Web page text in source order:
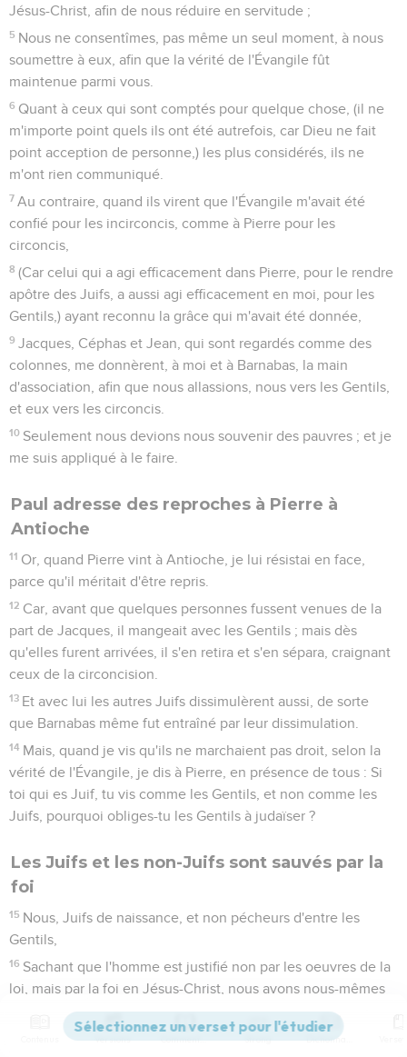
Jésus-Christ, afin de nous réduire en servitude ;
5 Nous ne consentîmes, pas même un seul moment, à nous
soumettre à eux, afin que la vérité de l'Évangile fût
maintenue parmi vous.
6 Quant à ceux qui sont comptés pour quelque chose, (il ne
m'importe point quels ils ont été autrefois, car Dieu ne fait
point acception de personne,) les plus considérés, ils ne
m'ont rien communiqué.
7 Au contraire, quand ils virent que l'Évangile m'avait été
confié pour les incirconcis, comme à Pierre pour les
circoncis,
8 (Car celui qui a agi efficacement dans Pierre, pour le rendre
apôtre des Juifs, a aussi agi efficacement en moi, pour les
Gentils,) ayant reconnu la grâce qui m'avait été donnée,
9 Jacques, Céphas et Jean, qui sont regardés comme des
colonnes, me donnèrent, à moi et à Barnabas, la main
d'association, afin que nous allassions, nous vers les Gentils,
et eux vers les circoncis.
10 Seulement nous devions nous souvenir des pauvres ; et je
me suis appliqué à le faire.
Paul adresse des reproches à Pierre à
Antioche
11 Or, quand Pierre vint à Antioche, je lui résistai en face,
parce qu'il méritait d'être repris.
12 Car, avant que quelques personnes fussent venues de la
part de Jacques, il mangeait avec les Gentils ; mais dès
qu'elles furent arrivées, il s'en retira et s'en sépara, craignant
ceux de la circoncision.
13 Et avec lui les autres Juifs dissimulèrent aussi, de sorte
que Barnabas même fut entraîné par leur dissimulation.
14 Mais, quand je vis qu'ils ne marchaient pas droit, selon la
vérité de l'Évangile, je dis à Pierre, en présence de tous : Si
toi qui es Juif, tu vis comme les Gentils, et non comme les
Juifs, pourquoi obliges-tu les Gentils à judaïser ?
Les Juifs et les non-Juifs sont sauvés par la
foi
15 Nous, Juifs de naissance, et non pécheurs d'entre les
Gentils,
16 Sachant que l'homme est justifié non par les oeuvres de la
loi, mais par la foi en Jésus-Christ, nous avons nous-mêmes
cru en Jésus-Christ, afin d'être justifiés par la foi en Christ, et
non par les oeuvres de la loi, parce que nulle chair ne sera
Versions Commentaires Strong